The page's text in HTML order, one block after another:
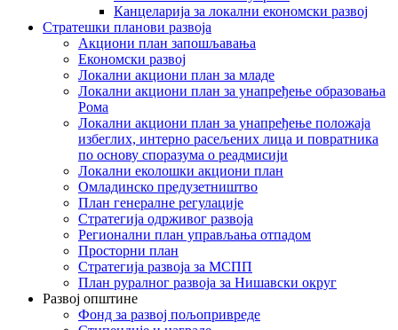
Канцеларија за локални економски развој
Стратешки планови развоја
Акциони план запошљавања
Економски развој
Локални акциони план за младе
Локални акциони план за унапређење образовања
Рома
Локални акциони план за унапређење положаја
избеглих, интерно расељених лица и повратника
по основу споразума о реадмисији
Локални еколошки акциони план
Омладинско предузетништво
План генералне регулације
Стратегија одрживог развоја
Регионални план управљања отпадом
Просторни план
Стратегија развоја за МСПП
План руралног развоја за Нишавски округ
Развој општине
Фонд за развој пољопривреде